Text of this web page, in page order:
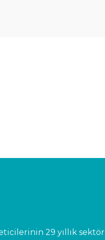
29 yıllık sektör